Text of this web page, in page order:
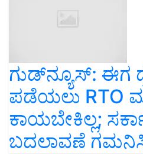
ಗುಡ್‌ನ್ಯೂಸ್‌: ಈಗ
ಪಡೆಯಲು RTO
ಕಾಯಬೇಕಿಲ್ಲ;
ಬದಲಾವಣೆ